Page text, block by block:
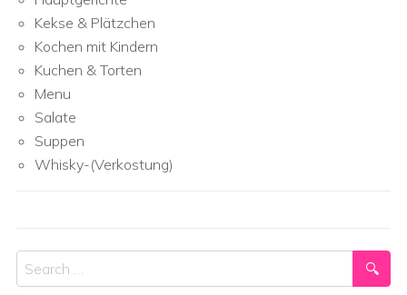
Kekse & Plätzchen
Kochen mit Kindern
Kuchen & Torten
Menu
Salate
Suppen
Whisky-(Verkostung)
Search